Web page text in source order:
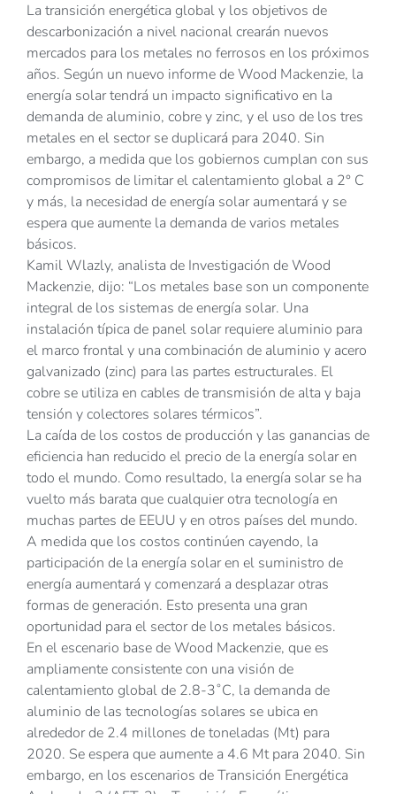
La transición energética global y los objetivos de
descarbonización a nivel nacional crearán nuevos
mercados para los metales no ferrosos en los próximos
años. Según un nuevo informe de Wood Mackenzie, la
energía solar tendrá un impacto significativo en la
demanda de aluminio, cobre y zinc, y el uso de los tres
metales en el sector se duplicará para 2040. Sin
embargo, a medida que los gobiernos cumplan con sus
compromisos de limitar el calentamiento global a 2° C
y más, la necesidad de energía solar aumentará y se
espera que aumente la demanda de varios metales
básicos.
Kamil Wlazly, analista de Investigación de Wood
Mackenzie, dijo: “Los metales base son un componente
integral de los sistemas de energía solar. Una
instalación típica de panel solar requiere aluminio para
el marco frontal y una combinación de aluminio y acero
galvanizado (zinc) para las partes estructurales. El
cobre se utiliza en cables de transmisión de alta y baja
tensión y colectores solares térmicos”.
La caída de los costos de producción y las ganancias de
eficiencia han reducido el precio de la energía solar en
todo el mundo. Como resultado, la energía solar se ha
vuelto más barata que cualquier otra tecnología en
muchas partes de EEUU y en otros países del mundo.
A medida que los costos continúen cayendo, la
participación de la energía solar en el suministro de
energía aumentará y comenzará a desplazar otras
formas de generación. Esto presenta una gran
oportunidad para el sector de los metales básicos.
En el escenario base de Wood Mackenzie, que es
ampliamente consistente con una visión de
calentamiento global de 2.8-3˚C, la demanda de
aluminio de las tecnologías solares se ubica en
alrededor de 2.4 millones de toneladas (Mt) para
2020. Se espera que aumente a 4.6 Mt para 2040. Sin
embargo, en los escenarios de Transición Energética